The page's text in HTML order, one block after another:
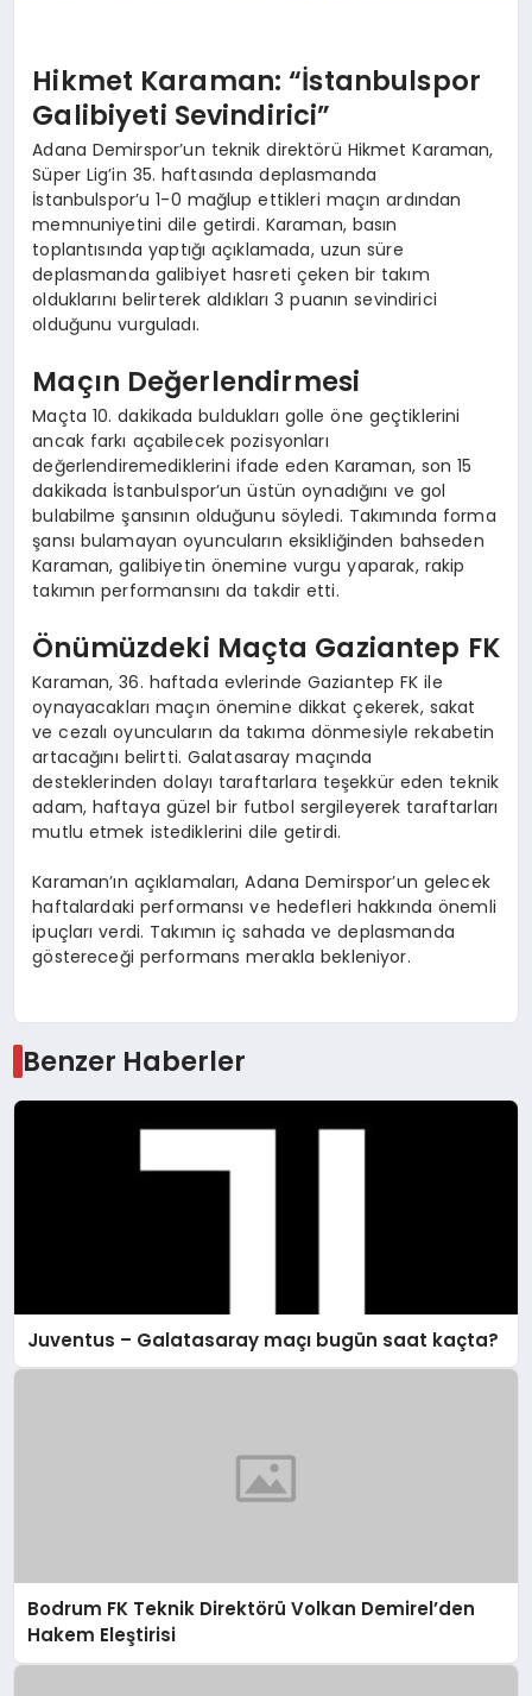
Hikmet Karaman: “İstanbulspor
Galibiyeti Sevindirici”
Adana Demirspor’un teknik direktörü Hikmet Karaman,
Süper Lig’in 35. haftasında deplasmanda
İstanbulspor’u 1-0 mağlup ettikleri maçın ardından
memnuniyetini dile getirdi. Karaman, basın
toplantısında yaptığı açıklamada, uzun süre
deplasmanda galibiyet hasreti çeken bir takım
olduklarını belirterek aldıkları 3 puanın sevindirici
olduğunu vurguladı.
Maçın Değerlendirmesi
Maçta 10. dakikada buldukları golle öne geçtiklerini
ancak farkı açabilecek pozisyonları
değerlendiremediklerini ifade eden Karaman, son 15
dakikada İstanbulspor’un üstün oynadığını ve gol
bulabilme şansının olduğunu söyledi. Takımında forma
şansı bulamayan oyuncuların eksikliğinden bahseden
Karaman, galibiyetin önemine vurgu yaparak, rakip
takımın performansını da takdir etti.
Önümüzdeki Maçta Gaziantep FK
Karaman, 36. haftada evlerinde Gaziantep FK ile
oynayacakları maçın önemine dikkat çekerek, sakat
ve cezalı oyuncuların da takıma dönmesiyle rekabetin
artacağını belirtti. Galatasaray maçında
desteklerinden dolayı taraftarlara teşekkür eden teknik
adam, haftaya güzel bir futbol sergileyerek taraftarları
mutlu etmek istediklerini dile getirdi.
Karaman’ın açıklamaları, Adana Demirspor’un gelecek
haftalardaki performansı ve hedefleri hakkında önemli
ipuçları verdi. Takımın iç sahada ve deplasmanda
göstereceği performans merakla bekleniyor.
Benzer Haberler
Juventus – Galatasaray maçı bugün saat kaçta?
Bodrum FK Teknik Direktörü Volkan Demirel’den
Hakem Eleştirisi